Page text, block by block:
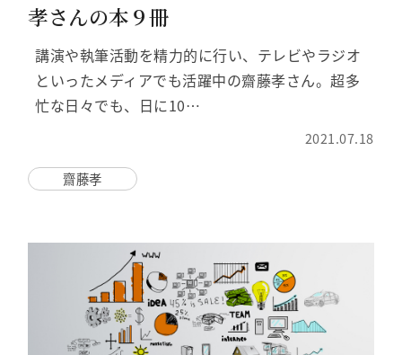
孝さんの本９冊
講演や執筆活動を精力的に行い、テレビやラジオ
といったメディアでも活躍中の齋藤孝さん。超多
忙な日々でも、日に10…
2021.07.18
齋藤孝